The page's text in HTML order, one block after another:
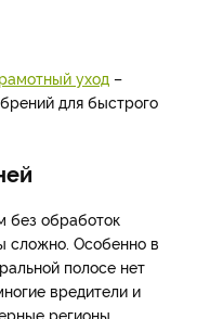
уход –
для быстрого
без обработок
сложно. Особенно в
полосе нет
вредители и
регионы.